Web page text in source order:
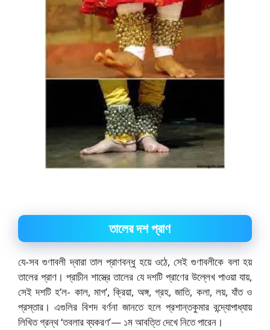
তালের দশ প্রাণ
যে-সব গুণাবলী দ্বারা তাল প্রাণবন্ধু হয়ে ওঠে, সেই গুণাবলীকে বলা হয়
তালের প্রাণ। প্রাচীন শাস্ত্রে তালের যে দশটি প্রাণের উল্লেখ পাওয়া যায়,
সেই দশটি হ’ল- কাল, মাগ’, ক্রিয়া, অঙ্গ, গ্রহ, জাতি, কলা, লয়, যাঁত ও
প্রস্তার। এগুলির বিশদ বর্ণনা জানতে হলে প্রশান্তকুমার বন্দ্যোপাধ্যায়
লিখিত গ্রন্থ ‘তবলার ব্যকরণ’— ১ম আবত্তি দেখে নিতে পারেন।